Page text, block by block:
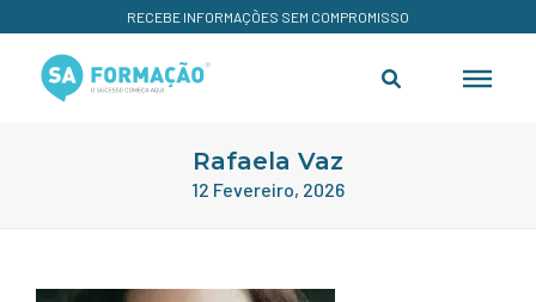
RECEBE INFORMAÇÕES SEM COMPROMISSO
Rafaela Vaz
12 Fevereiro, 2026